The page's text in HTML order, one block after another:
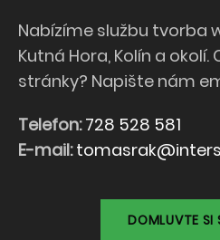
Nabízíme službu tvorba
Kutná Hora, Kolín a
stránky? Napište nám
Telefon: 728 528 581
E-mail:
DOMLUVTE SI